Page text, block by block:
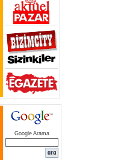
Google Arama